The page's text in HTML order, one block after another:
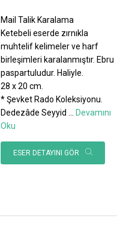
Mail Talik Karalama
Ketebeli eserde zırnıkla
muhtelif kelimeler ve harf
birleşimleri karalanmıştır. Ebru
paspartuludur. Haliyle.
28 x 20 cm.
* Şevket Rado Koleksiyonu.
Dedezâde Seyyid
Devamını
Oku
ESER DETAYINI GÖR